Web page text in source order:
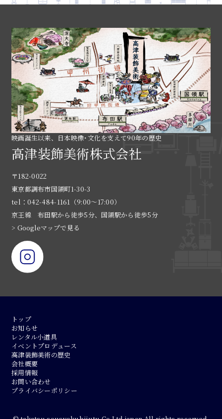
映画誕生以来、日本映像･文化を支えて90年の歴史
高津装飾美術株式会社
〒182-0022
東京都調布市国領町1-30-3
tel：042-484-1161（9:00〜17:00）
京王線 布田駅から徒歩5分、国領駅から徒歩5分
> Googleマップで見る
トップ
お知らせ
レンタル小道具
イベントプロデュース
高津装飾美術の歴史
会社概要
採用情報
お問い合わせ
プライバシーポリシー